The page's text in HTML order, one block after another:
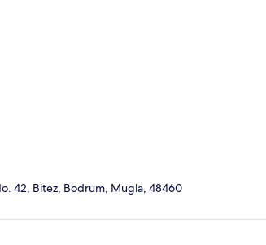
42, Bitez, Bodrum, Mugla, 48460